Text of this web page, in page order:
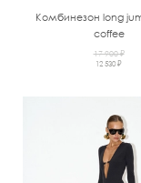
Комбинезон long
coffee
17 900 ₽
12 530 ₽